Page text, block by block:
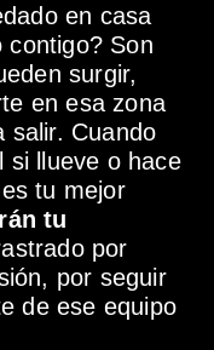
en casa
contigo? Son
surgir,
en esa zona
salir. Cuando
si llueve o hace
tu mejor
tu
por
por seguir
de ese equipo